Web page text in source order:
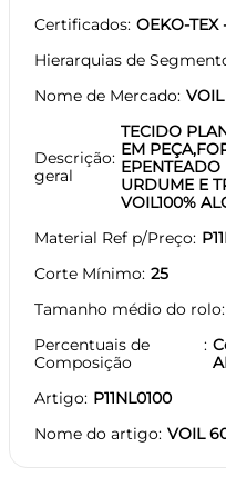
Certificados OEKO-TEX
Hierarquias de
Nome de Mercado
Descrição
geral
TECIDO
EM
URDUME E
VOIL100%
Material Ref p/Preço
Corte Mínimo 25
Tamanho médio do rolo
Percentuais de
Composição
Artigo P11NL0100
Nome do artigo VOIL